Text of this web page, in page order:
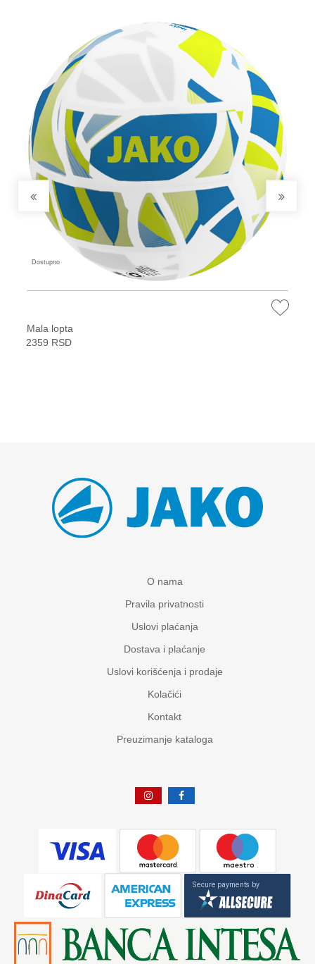
Dostupno
Mala lopta
2359 RSD
O nama
Pravila privatnosti
Uslovi plaćanja
Dostava i plaćanje
Uslovi korišćenja i prodaje
Kolačići
Kontakt
Preuzimanje kataloga